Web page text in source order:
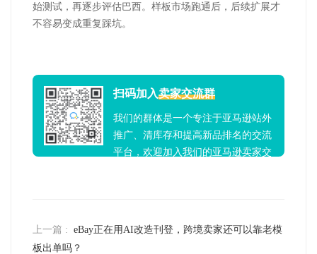
始测试，再逐步评估巴西。样板市场跑通后，后续扩展才
不容易变成重复踩坑。
扫码加入卖家交流群
我们的群体是一个专注于亚马逊站外
推广、清库存和提高新品排名的交流
平台，欢迎加入我们的亚马逊卖家交
上一篇 : eBay正在用AI改造刊登，跨境卖家还可以靠老模
板出单吗？